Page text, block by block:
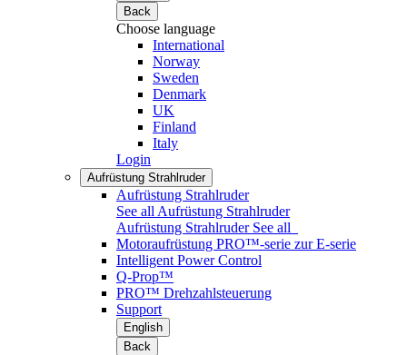
Back
Choose language
International
Norway
Sweden
Denmark
UK
Finland
Italy
Login
Aufrüstung Strahlruder
Aufrüstung Strahlruder
See all Aufrüstung Strahlruder
Aufrüstung Strahlruder See all
Motoraufrüstung PRO™-serie zur E-serie
Intelligent Power Control
Q-Prop™
PRO™ Drehzahlsteuerung
Support
English
Back